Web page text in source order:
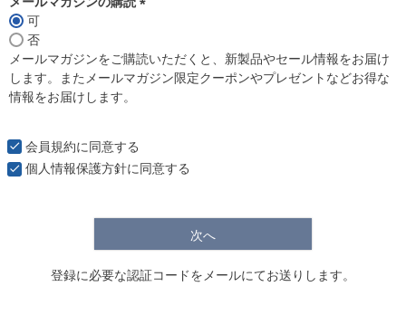
須
)
可
否
メールマガジンをご購読いただくと、新製品やセール情報をお届け
します。またメールマガジン限定クーポンやプレゼントなどお得な
情報をお届けします。
会員規約に同意する
個人情報保護方針に同意する
次へ
登録に必要な認証コードをメールにてお送りします。